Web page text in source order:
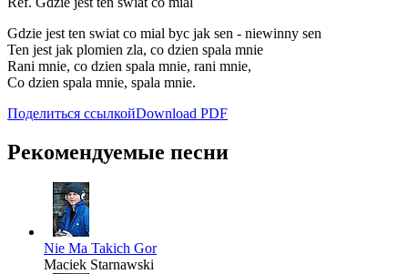
Gdzie jest ten swiat co mial byc jak sen - niewinny sen
Ten jest jak plomien zla, co dzien spala mnie
Rani mnie, co dzien spala mnie, rani mnie,
Co dzien spala mnie, spala mnie.
Поделиться ссылкойDownload PDF
Рекомендуемые песни
Nie Ma Takich Gor
Maciek Starnawski